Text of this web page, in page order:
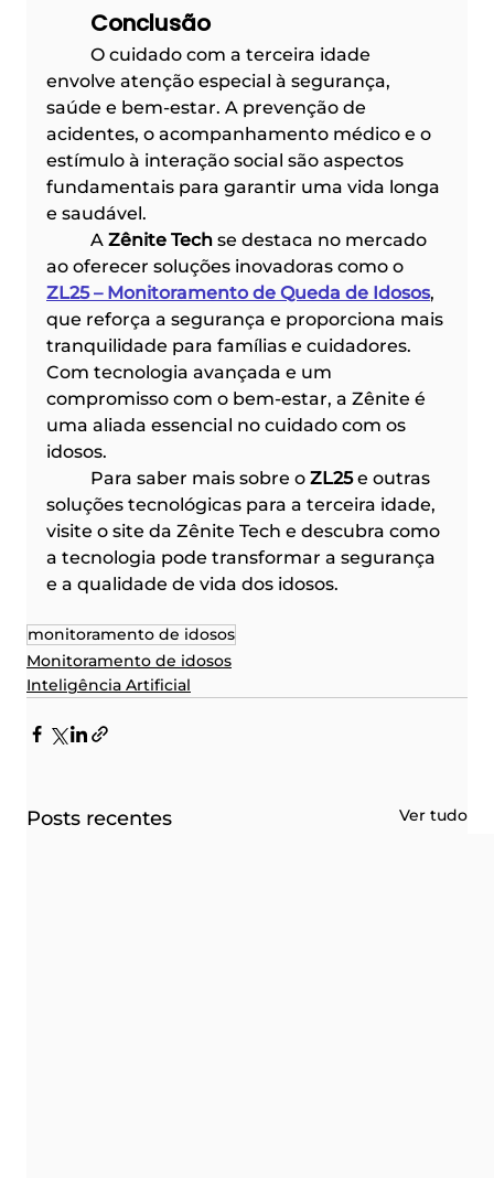
	Conclusão
envolve atenção especial à segurança,
saúde e bem-estar. A prevenção de
acidentes, o acompanhamento médico e o
estímulo à interação social são aspectos
fundamentais para garantir uma vida longa
e saudável.
	A
Zênite Tech se destaca no mercado
ao oferecer soluções inovadoras como o
ZL25 – Monitoramento de Queda de Idosos,
que reforça a segurança e proporciona mais
tranquilidade para famílias e cuidadores.
Com tecnologia avançada e um
compromisso com o bem-estar, a Zênite é
uma aliada essencial no cuidado com os
idosos.
	Para saber mais sobre o
ZL25 e outras
soluções tecnológicas para a terceira idade,
visite o site da Zênite Tech e descubra como
a tecnologia pode transformar a segurança
e a qualidade de vida dos idosos.
monitoramento de idosos
Monitoramento de idosos
Inteligência Artificial
Posts recentes Ver tudo